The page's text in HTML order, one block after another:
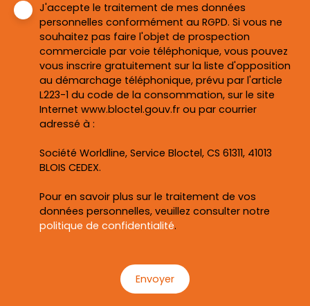
J'accepte le traitement de mes données
personnelles conformément au RGPD. Si vous ne
souhaitez pas faire l'objet de prospection
commerciale par voie téléphonique, vous pouvez
vous inscrire gratuitement sur la liste d'opposition
au démarchage téléphonique, prévu par l'article
L223-1 du code de la consommation, sur le site
Internet www.bloctel.gouv.fr ou par courrier
adressé à :
Société Worldline, Service Bloctel, CS 61311, 41013
BLOIS CEDEX.
Pour en savoir plus sur le traitement de vos
données personnelles, veuillez consulter notre
politique de confidentialité.
Envoyer